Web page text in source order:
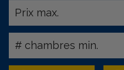
Prix max.
# chambres min.